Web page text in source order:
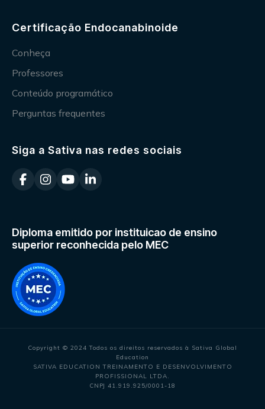
Certificação Endocanabinoide
Conheça
Professores
Conteúdo programático
Perguntas frequentes
Siga a Sativa nas redes sociais
Diploma emitido por instituicao de ensino
superior reconhecida pelo MEC
Copyright © 2024 Todos os direitos reservados à Sativa Global
Education
SATIVA EDUCATION TREINAMENTO E DESENVOLVIMENTO
PROFISSIONAL LTDA.
CNPJ 41.919.925/0001-18